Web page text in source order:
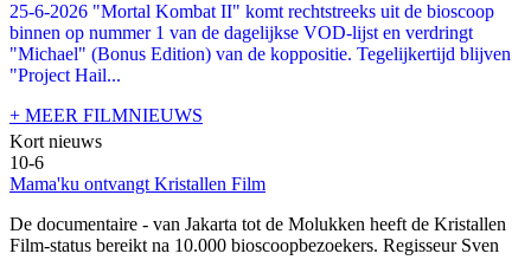
25-6-2026 "Mortal Kombat II" komt rechtstreeks uit de bioscoop
binnen op nummer 1 van de dagelijkse VOD-lijst en verdringt
"Michael" (Bonus Edition) van de koppositie. Tegelijkertijd blijven
"Project Hail...
+ MEER FILMNIEUWS
Kort nieuws
10-6
Mama'ku ontvangt Kristallen Film
De documentaire - van Jakarta tot de Molukken heeft de Kristallen
Film-status bereikt na 10.000 bioscoopbezoekers. Regisseur Sven